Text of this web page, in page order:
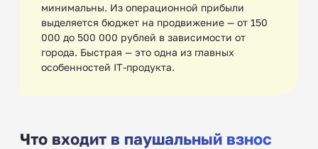
минимальны. Из операционной прибыли
выделяется бюджет на продвижение — от 150
000 до 500 000 рублей в зависимости от
города. Быстрая — это одна из главных
особенностей IT-продукта.
Что входит в паушальный взнос